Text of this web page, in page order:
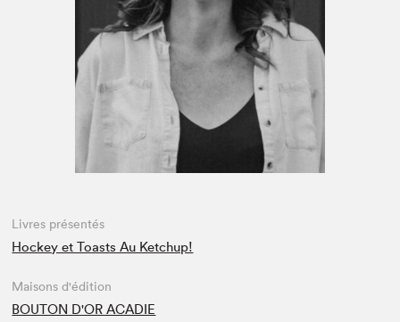
Espace médias
Livres présentés
Hockey et Toasts Au Ketchup!
Maisons d'édition
BOUTON D'OR ACADIE